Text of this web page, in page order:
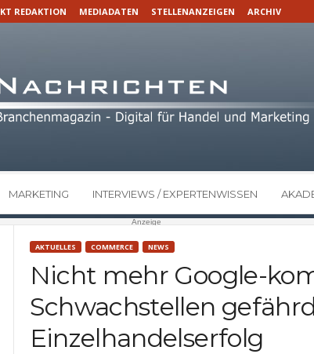
REDAKTION MEDIADATEN STELLENANZEIGEN ARCHIV
MARKETING INTERVIEWS / EXPERTENWISSEN
Anzeige
AKTUELLES COMMERCE NEWS
Nicht mehr Google-
Schwachstellen
Einzelhandelserfolg